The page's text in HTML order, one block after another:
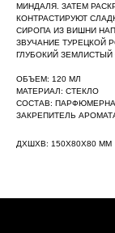
МИНДАЛЯ. ЗАТЕМ
КОНТРАСТИРУЮТ
СИРОПА ИЗ ВИШНИ
ЗВУЧАНИЕ ТУРЕЦКОЙ
ГЛУБОКИЙ ЗЕМЛИСТЫЙ
ОБЪЕМ: 120 МЛ
МАТЕРИАЛ: СТЕКЛО
СОСТАВ:
ЗАКРЕПИТЕЛЬ
ДXШXВ: 150X80X80 ММ